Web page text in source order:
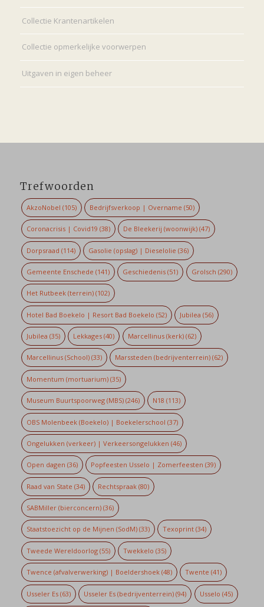
Collectie Krantenartikelen
Collectie opmerkelijke voorwerpen
Uitgaven in eigen beheer
Trefwoorden
AkzoNobel (105) Bedrijfsverkoop | Overname (50)
Coronacrisis | Covid19 (38) De Bleekerij (woonwijk) (47)
Dorpsraad (114) Gasolie (opslag) | Dieselolie (36)
Gemeente Enschede (141) Geschiedenis (51) Grolsch (290)
Het Rutbeek (terrein)(102)
Hotel Bad Boekelo | Resort Bad Boekelo (52) Jubilea (56)
Jubilea (35) Lekkages (40) Marcellinus (kerk)(62)
Marcellinus (School)(33) Marssteden (bedrijventerrein) (62)
Momentum (mortuarium)(35)
Museum Buurtspoorweg (MBS)(246) N18 (113)
OBS Molenbeek (Boekelo) | Boekelerschool (37)
Ongelukken (verkeer) | Verkeersongelukken (46)
Open dagen (36) Popfeesten Usselo | Zomerfeesten (39)
Raad van State (34) Rechtspraak (80)
SABMiller (bierconcern)(36)
Staatstoezicht op de Mijnen (SodM)(33) Texoprint (34)
Tweede Wereldoorlog(55) Twekkelo (35)
Twence (afvalverwerking) | Boeldershoek(48) Twente (41)
Usseler Es(63) Usseler Es (bedrijventerrein) (94) Usselo (45)